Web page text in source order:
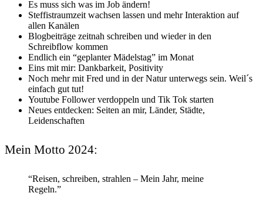
Es muss sich was im Job ändern!
Steffistraumzeit wachsen lassen und mehr Interaktion auf
allen Kanälen
Blogbeiträge zeitnah schreiben und wieder in den
Schreibflow kommen
Endlich ein “geplanter Mädelstag” im Monat
Eins mit mir: Dankbarkeit, Positivity
Noch mehr mit Fred und in der Natur unterwegs sein. Weil´s
einfach gut tut!
Youtube Follower verdoppeln und Tik Tok starten
Neues entdecken: Seiten an mir, Länder, Städte,
Leidenschaften
Mein Motto 2024:
“Reisen, schreiben, strahlen – Mein Jahr, meine
Regeln.”